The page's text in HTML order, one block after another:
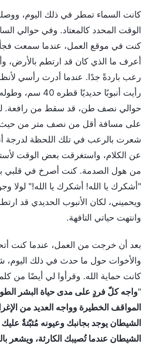
كانت السماء تمطر في ذلك اليوم،
كنت في موقع العمل، عندما سمعت
أعرف ما الذي كان قد ارتطم بالأرض،
رعب باردةً جدًا. عندما أدرت رأسي
حوالي نصف طن، قد سقط من رافعة.
على مسافة أقل من نصف متر من
شعرت بالرعب في تلك اللحظة لدرجة
عن الكلام، واستغرقت بعض الوقت
من هول الصدمة. كنت أصرخ في قلبي
"أشكرك يا الله! أشكرك يا الله!" لولا
ويحميني، لكان الأنبوب الحديدي قد
وانتهت حياتي التافهة.
بعد أن خرجت من العمل، عندما كنت
والأخوات حول ما حدث في ذلك اليوم،
كانت حماية الله. وقرأوا لي أيضًا من
"واجه كلّ فردٍ على مدى حياة البشر
المواقف الخطيرة وواجه العديد من
الشيطان يوجد بجانبك وعيونه مُثبّتةٌ عليك
الشيطان عندما تُصيبك الكارثة، ويشعر